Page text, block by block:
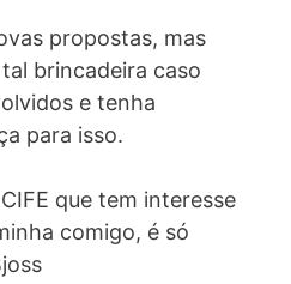
propostas, mas
brincadeira caso
e tenha
para isso.
que tem interesse
comigo, é só